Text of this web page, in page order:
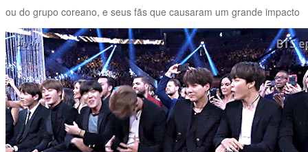
ou do grupo coreano, e seus fãs que causaram um grande impacto